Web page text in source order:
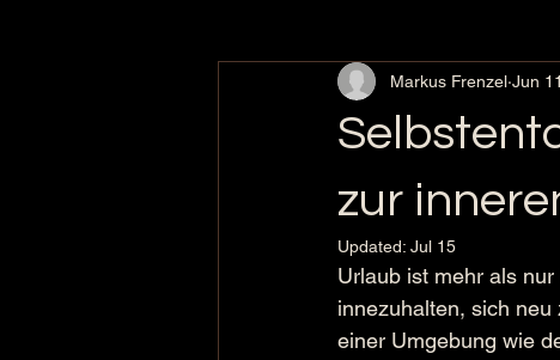
zur
Markus Frenzel Jun 11
Updated: Jul 15
Urlaub ist mehr als
innezuhalten, sich
einer Umgebung wie